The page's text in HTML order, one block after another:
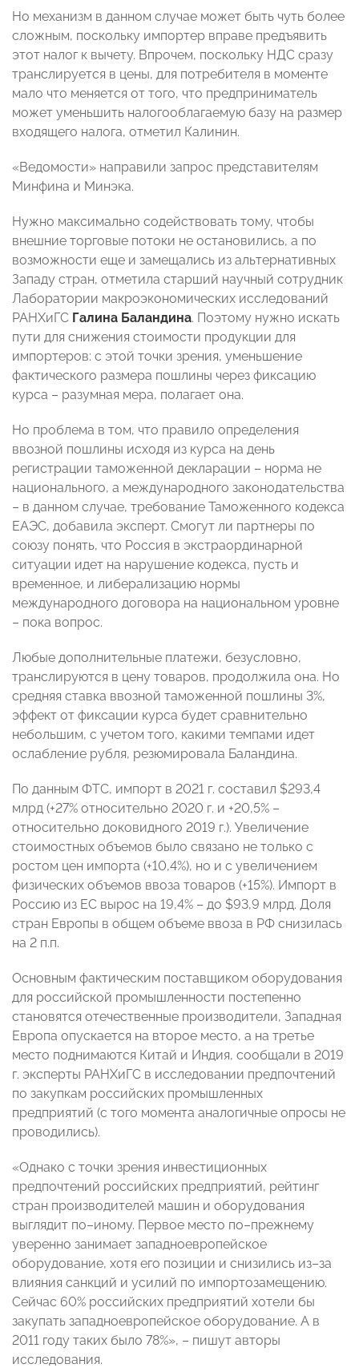
Но механизм в данном случае может быть чуть более
сложным, поскольку импортер вправе предъявить
этот налог к вычету. Впрочем, поскольку НДС сразу
транслируется в цены, для потребителя в моменте
мало что меняется от того, что предприниматель
может уменьшить налогооблагаемую базу на размер
входящего налога, отметил Калинин.
«Ведомости» направили запрос представителям
Минфина и Минэка.
Нужно максимально содействовать тому, чтобы
внешние торговые потоки не остановились, а по
возможности еще и замещались из альтернативных
Западу стран, отметила старший научный сотрудник
Лаборатории макроэкономических исследований
РАНХиГС Галина Баландина. Поэтому нужно искать
пути для снижения стоимости продукции для
импортеров: с этой точки зрения, уменьшение
фактического размера пошлины через фиксацию
курса – разумная мера, полагает она.
Но проблема в том, что правило определения
ввозной пошлины исходя из курса на день
регистрации таможенной декларации – норма не
национального, а международного законодательства
– в данном случае, требование Таможенного кодекса
ЕАЭС, добавила эксперт. Смогут ли партнеры по
союзу понять, что Россия в экстраординарной
ситуации идет на нарушение кодекса, пусть и
временное, и либерализацию нормы
международного договора на национальном уровне
– пока вопрос.
Любые дополнительные платежи, безусловно,
транслируются в цену товаров, продолжила она. Но
средняя ставка ввозной таможенной пошлины 3%,
эффект от фиксации курса будет сравнительно
небольшим, с учетом того, какими темпами идет
ослабление рубля, резюмировала Баландина.
По данным ФТС, импорт в 2021 г. составил $293,4
млрд (+27% относительно 2020 г. и +20,5% –
относительно доковидного 2019 г.). Увеличение
стоимостных объемов было связано не только с
ростом цен импорта (+10,4%), но и с увеличением
физических объемов ввоза товаров (+15%). Импорт в
Россию из ЕС вырос на 19,4% – до $93,9 млрд. Доля
стран Европы в общем объеме ввоза в РФ снизилась
на 2 п.п.
Основным фактическим поставщиком оборудования
для российской промышленности постепенно
становятся отечественные производители, Западная
Европа опускается на второе место, а на третье
место поднимаются Китай и Индия, сообщали в 2019
г. эксперты РАНХиГС в исследовании предпочтений
по закупкам российских промышленных
предприятий (с того момента аналогичные опросы не
проводились).
«Однако с точки зрения инвестиционных
предпочтений российских предприятий, рейтинг
стран производителей машин и оборудования
выглядит по–иному. Первое место по–прежнему
уверенно занимает западноевропейское
оборудование, хотя его позиции и снизились из–за
влияния санкций и усилий по импортозамещению.
Сейчас 60% российских предприятий хотели бы
закупать западноевропейское оборудование. А в
2011 году таких было 78%», – пишут авторы
исследования.